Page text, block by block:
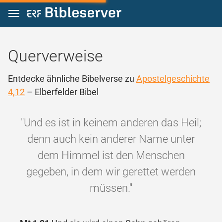
Zum Inhalt springen
Querverweise
Entdecke ähnliche Bibelverse zu Apostelgeschichte
4,12 – Elberfelder Bibel
"Und es ist in keinem anderen das Heil;
denn auch kein anderer Name unter
dem Himmel ist den Menschen
gegeben, in dem wir gerettet werden
müssen."